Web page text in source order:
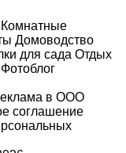
Комнатные
Домоводство
для сада Отдых
Фотоблог
в ООО
соглашение